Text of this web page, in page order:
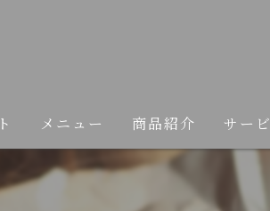
メニュー 商品紹介 サー
カット